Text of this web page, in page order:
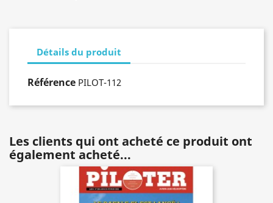
Détails du produit
Référence PILOT-112
Les clients qui ont acheté ce produit ont
également acheté...